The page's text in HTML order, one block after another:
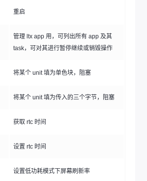
重启
管理 ltx app 用，可列出所有 app 及其
task，可对其进行暂停继续或销毁操作
将某个 unit 填为单色块，阻塞
将某个 unit 填为传入的三个字节，阻塞
获取 rtc 时间
设置 rtc 时间
设置低功耗模式下屏幕刷新率